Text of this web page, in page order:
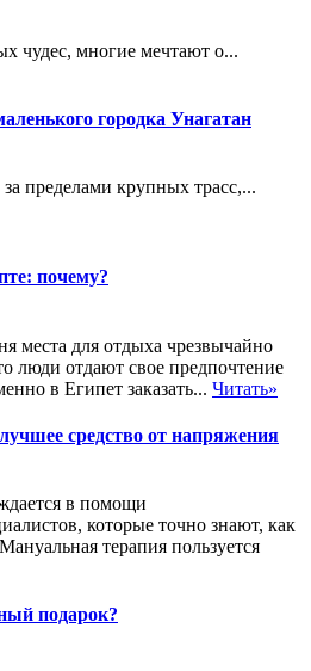
чудес, многие мечтают о...
городка Унагатан
пределами крупных трасс,...
почему?
места для отдыха чрезвычайно
люди отдают свое предпочтение
в Египет заказать... Читать»
средство от напряжения
в помощи
которые точно знают, как
терапия пользуется
подарок?